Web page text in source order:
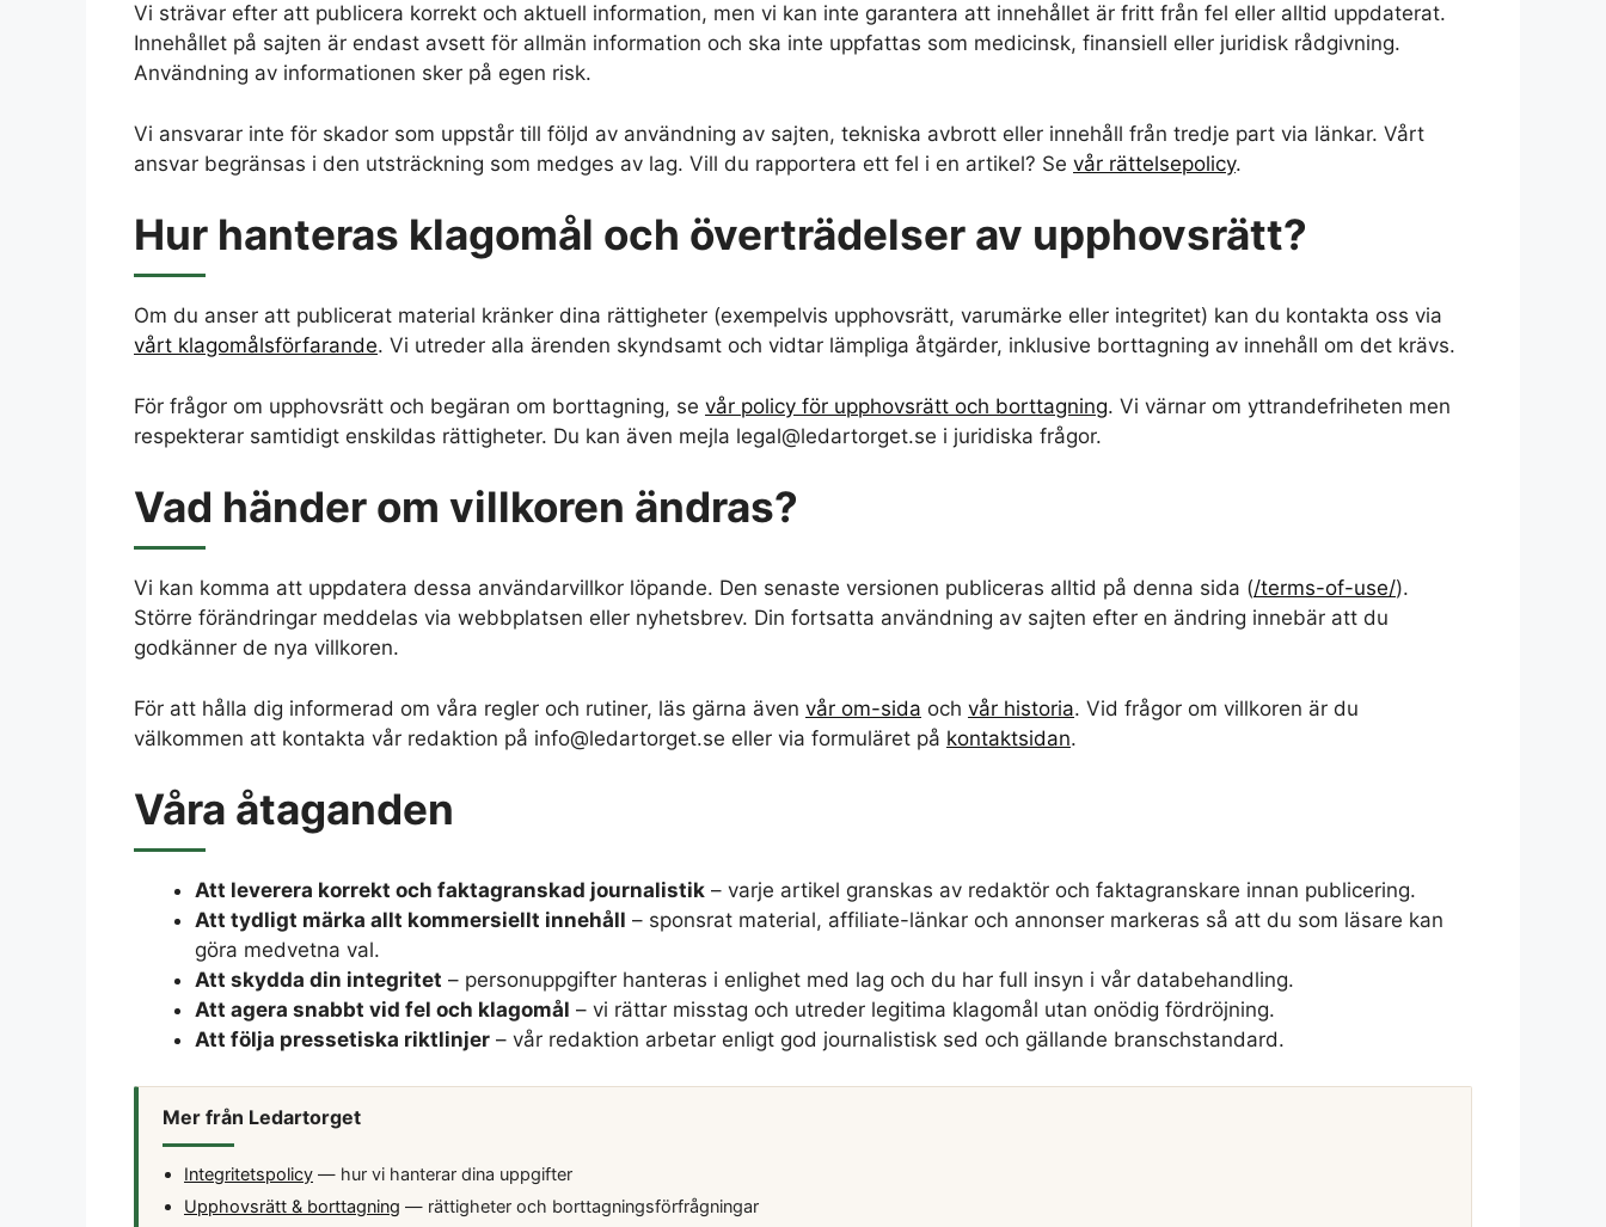
Vi strävar efter att publicera korrekt och aktuell information, men vi kan inte garantera att innehållet är fritt från fel eller alltid uppdaterat.
Innehållet på sajten är endast avsett för allmän information och ska inte uppfattas som medicinsk, finansiell eller juridisk rådgivning.
Användning av informationen sker på egen risk.
Vi ansvarar inte för skador som uppstår till följd av användning av sajten, tekniska avbrott eller innehåll från tredje part via länkar. Vårt
ansvar begränsas i den utsträckning som medges av lag. Vill du rapportera ett fel i en artikel? Se vår rättelsepolicy.
Hur hanteras klagomål och överträdelser av upphovsrätt?
Om du anser att publicerat material kränker dina rättigheter (exempelvis upphovsrätt, varumärke eller integritet) kan du kontakta oss via
vårt klagomålsförfarande. Vi utreder alla ärenden skyndsamt och vidtar lämpliga åtgärder, inklusive borttagning av innehåll om det krävs.
För frågor om upphovsrätt och begäran om borttagning, se vår policy för upphovsrätt och borttagning. Vi värnar om yttrandefriheten men
respekterar samtidigt enskildas rättigheter. Du kan även mejla legal@ledartorget.se i juridiska frågor.
Vad händer om villkoren ändras?
Vi kan komma att uppdatera dessa användarvillkor löpande. Den senaste versionen publiceras alltid på denna sida (/terms-of-use/).
Större förändringar meddelas via webbplatsen eller nyhetsbrev. Din fortsatta användning av sajten efter en ändring innebär att du
godkänner de nya villkoren.
För att hålla dig informerad om våra regler och rutiner, läs gärna även vår om-sida och vår historia. Vid frågor om villkoren är du
välkommen att kontakta vår redaktion på info@ledartorget.se eller via formuläret på kontaktsidan.
Våra åtaganden
Att leverera korrekt och faktagranskad journalistik – varje artikel granskas av redaktör och faktagranskare innan publicering.
Att tydligt märka allt kommersiellt innehåll – sponsrat material, affiliate-länkar och annonser markeras så att du som läsare kan
göra medvetna val.
Att skydda din integritet – personuppgifter hanteras i enlighet med lag och du har full insyn i vår databehandling.
Att agera snabbt vid fel och klagomål – vi rättar misstag och utreder legitima klagomål utan onödig fördröjning.
Att följa pressetiska riktlinjer – vår redaktion arbetar enligt god journalistisk sed och gällande branschstandard.
Mer från Ledartorget
Integritetspolicy — hur vi hanterar dina uppgifter
Upphovsrätt & borttagning — rättigheter och borttagningsförfrågningar